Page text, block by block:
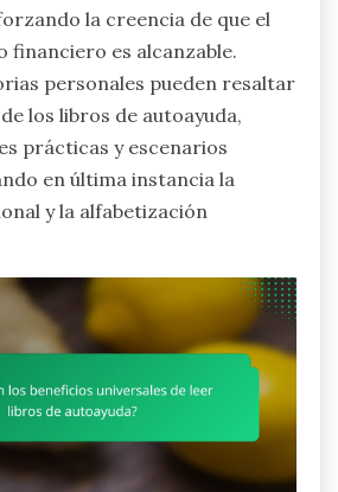
la creencia de que el
financiero es alcanzable.
personales pueden resaltar
los libros de autoayuda,
prácticas y escenarios
en última instancia la
y la alfabetización